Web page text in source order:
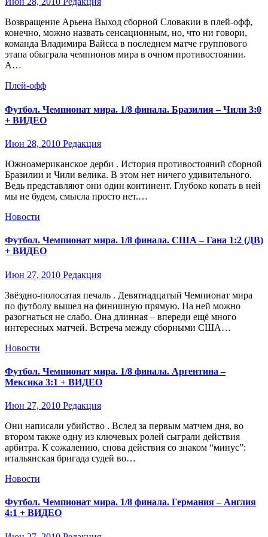
Возвращение Арьена Выход сборной Словакии в плей-офф,
конечно, можно назвать сенсационным, но, что ни говори,
команда Владимира Вайсса в последнем матче группового
этапа обыграла чемпионов мира в очном противостоянии.
А…
Плей-офф
Футбол. Чемпионат мира. 1/8 финала. Бразилия – Чили 3:0
+ ВИДЕО
Июн 28, 2010 Редакция
Южноамериканское дерби . История противостояний сборной
Бразилии и Чили велика. В этом нет ничего удивительного.
Ведь представляют они один континент. Глубоко копать в ней
мы не будем, смысла просто нет.…
Новости
Футбол. Чемпионат мира. 1/8 финала. США – Гана 1:2 (ДВ)
+ ВИДЕО
Июн 27, 2010 Редакция
Звёздно-полосатая печаль . Девятнадцатый Чемпионат мира
по футболу вышел на финишную прямую. На ней можно
разогнаться не слабо. Она длинная – впереди ещё много
интересных матчей. Встреча между сборными США…
Новости
Футбол. Чемпионат мира. 1/8 финала. Аргентина –
Мексика 3:1 + ВИДЕО
Июн 27, 2010 Редакция
Они написали убийство . Вслед за первым матчем дня, во
втором также одну из ключевых ролей сыграли действия
арбитра. К сожалению, снова действия со знаком “минус”:
итальянская бригада судей во…
Новости
Футбол. Чемпионат мира. 1/8 финала. Германия – Англия
4:1 + ВИДЕО